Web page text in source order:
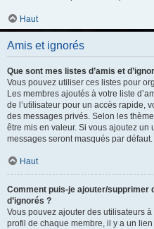
Haut
Amis et ignorés
Que sont mes listes d’amis et
Vous pouvez utiliser ces listes pour
Les membres ajoutés à votre liste
de l’utilisateur pour un accès rapide,
des messages privés. Selon les
être mis en valeur. Si vous ajoutez un
messages seront masqués par défaut.
Haut
Comment puis-je ajouter/supprimer
d’ignorés ?
Vous pouvez ajouter des utilisateurs
profil de chaque membre, il y a un